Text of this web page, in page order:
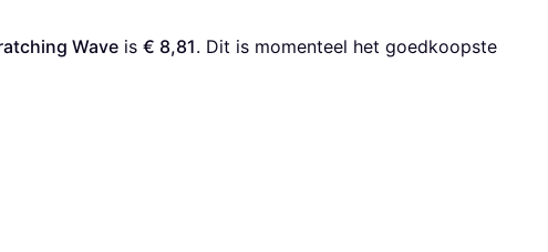
Wave is € 8,81. Dit is momenteel het goedkoopste